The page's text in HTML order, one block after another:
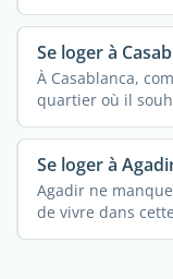
Se loger à
À Casablanca,
quartier où il
Se loger à
Agadir ne
de vivre dans